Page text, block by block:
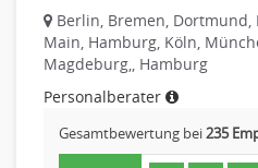
Justiziariat, Rechtsabteilung
Notar-, Justizfachangestellter,
Notariat
Richter, Justizbeamte
Analyst
Berlin, Bremen,
Main, Hamburg, Köln,
Magdeburg,, Hamburg
Personalberater
Gesamtbewertung bei235